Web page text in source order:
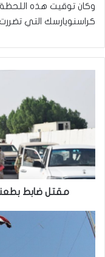
وكان توقيت هذه
كراسنويارسك التي
سكين
داخل
في
البصرة
مقتل ضابط
القى
القبض